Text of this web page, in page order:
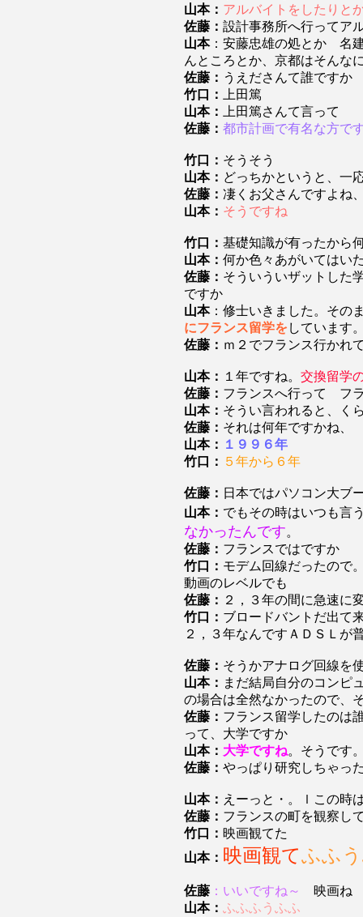
山本： アルバイトをしたりと
佐藤： 設計事務所へ行ってア
山本：安藤忠雄の処とか 名
んところとか、京都はそんな
佐藤： うえださんて誰ですか
竹口：
上田篤
山本：
上田篤さんて言って
佐藤： 都市計画で有名な方で
竹口： そうそう
山本： どっちかというと、一
佐藤： 凄くお父さんですよね
山本： そうですね
竹口： 基礎知識が有ったから
山本： 何か色々あがいてはい
佐藤： そういういザットした
ですか
山本：修士いきました。その
にフランス留学を しています
佐藤： ｍ２でフランス行かれ
山本： １年ですね。 交換留学
佐藤： フランスへ行って フ
山本： そうい言われると、く
佐藤： それは何年ですかね、
山本： １９９６年
竹口： ５年から６年
佐藤： 日本ではパソコン大ブ
山本： でもその時はいつも言
なかったんです。
佐藤： フランスではですか
竹口： モデム回線だったので
動画のレベルでも
佐藤： ２，３年の間に急速に
竹口： ブロードバントだ出て
２，３年なんですＡＤＳＬが
佐藤： そうかアナログ回線を
山本： まだ結局自分のコンピ
の場合は全然なかったので、
佐藤： フランス留学したのは
って、大学ですか
山本： 大学ですね。そうです
佐藤： やっぱり研究しちゃっ
山本： えーっと・。ｌこの時
佐藤： フランスの町を観察し
竹口： 映画観てた
山本： 映画観てふふ
佐藤 ：いいですね～
映画ね
山本： ふふふうふふ